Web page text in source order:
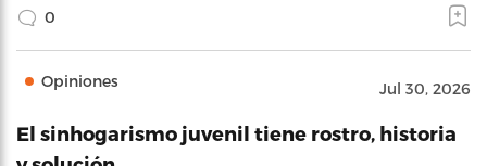
0
Opiniones Jul 30, 2026
El sinhogarismo juvenil tiene rostro, historia